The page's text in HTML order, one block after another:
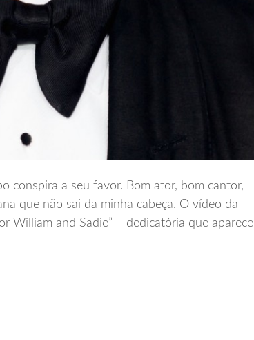
conspira a seu favor. Bom ator, bom cantor,
que não sai da minha cabeça. O vídeo da
William and Sadie” – dedicatória que aparece